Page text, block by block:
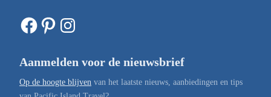
Facebook Pinterest Instagram
Aanmelden voor de nieuwsbrief
Op de hoogte blijven van het laatste nieuws, aanbiedingen en tips